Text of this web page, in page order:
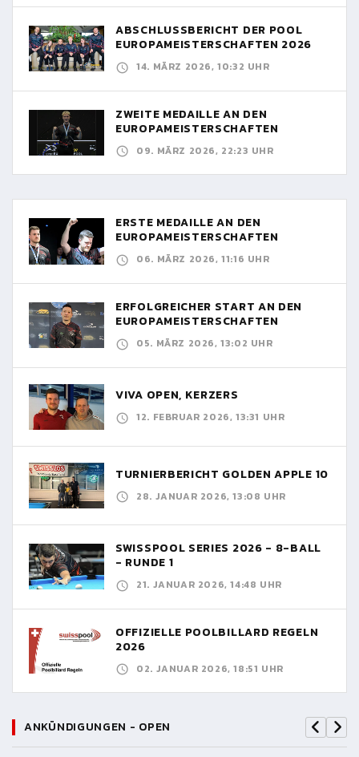
ABSCHLUSSBERICHT DER POOL
EUROPAMEISTERSCHAFTEN 2026
14. MÄRZ 2026, 10:32 UHR
ZWEITE MEDAILLE AN DEN
EUROPAMEISTERSCHAFTEN
09. MÄRZ 2026, 22:23 UHR
ERSTE MEDAILLE AN DEN
EUROPAMEISTERSCHAFTEN
06. MÄRZ 2026, 11:16 UHR
ERFOLGREICHER START AN DEN
EUROPAMEISTERSCHAFTEN
05. MÄRZ 2026, 13:02 UHR
VIVA OPEN, KERZERS
12. FEBRUAR 2026, 13:31 UHR
TURNIERBERICHT GOLDEN APPLE 10
28. JANUAR 2026, 13:08 UHR
SWISSPOOL SERIES 2026 - 8-BALL
- RUNDE 1
21. JANUAR 2026, 14:48 UHR
OFFIZIELLE POOLBILLARD REGELN
2026
02. JANUAR 2026, 18:51 UHR
ANKÜNDIGUNGEN - OPEN